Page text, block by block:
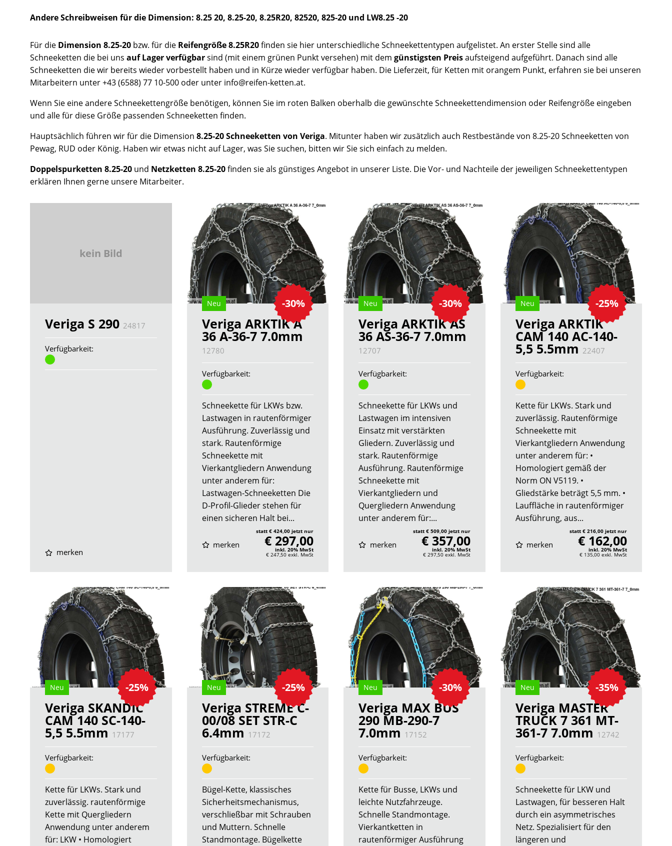
Andere Schreibweisen für die Dimension: 8.25 20, 8.25-20, 8.25R20, 82520, 825-20 und LW8.25 -20
Für die Dimension 8.25-20 bzw. für die Reifengröße 8.25R20finden sie hier unterschiedliche Schneekettentypen aufgelistet. An erster Stelle sind alle
Schneeketten die bei uns auf Lager verfügbarsind (mit einem grünen Punkt versehen) mit dem günstigsten Preisaufsteigend aufgeführt. Danach sind alle
Schneeketten die wir bereits wieder vorbestellt haben und in Kürze wieder verfügbar haben. Die Lieferzeit, für Ketten mit orangem Punkt, erfahren sie bei unseren
Mitarbeitern unter +43 (6588) 77 10-500 oder unter info@reifen-ketten.at.
Wenn Sie eine andere Schneekettengröße benötigen, können Sie im roten Balken oberhalb die gewünschte Schneekettendimension oder Reifengröße eingeben
und alle für diese Größe passenden Schneeketten finden.
Hauptsächlich führen wir für die Dimension 8.25-20 Schneeketten von Veriga. Mitunter haben wir zusätzlich auch Restbestände von 8.25-20 Schneeketten von
Pewag, RUD oder König. Haben wir etwas nicht auf Lager, was Sie suchen, bitten wir Sie sich einfach zu melden.
Doppelspurketten 8.25-20 und Netzketten 8.25-20finden sie als günstiges Angebot in unserer Liste. Die Vor- und Nachteile der jeweiligen Schneekettentypen
erklären Ihnen gerne unsere Mitarbeiter.
kein Bild
Veriga S 290 24817
Verfügbarkeit:
merken
-30%
Neu
Veriga ARKTIK A
36 A-36-7 7.0mm
12780
Verfügbarkeit:
Schneekette für LKWs bzw.
Lastwagen in rautenförmiger
Ausführung. Zuverlässig und
stark. Rautenförmige
Schneekette mit
Vierkantgliedern Anwendung
unter anderem für:
Lastwagen-Schneeketten Die
D-Profil-Glieder stehen für
einen sicheren Halt bei...
merken
statt € 424,00 jetzt nur
€ 297,00
inkl. 20% MwSt
€ 247,50 exkl. MwSt
-30%
Neu
Veriga ARKTIK AS
36 AS-36-7 7.0mm
12707
Verfügbarkeit:
Schneekette für LKWs und
Lastwagen im intensiven
Einsatz mit verstärkten
Gliedern. Zuverlässig und
stark. Rautenförmige
Ausführung. Rautenförmige
Schneekette mit
Vierkantgliedern und
Quergliedern Anwendung
unter anderem für:...
merken
statt € 509,00 jetzt nur
€ 357,00
inkl. 20% MwSt
€ 297,50 exkl. MwSt
-25%
Neu
Veriga ARKTIK
CAM 140 AC-140-
5,5 5.5mm 22407
Verfügbarkeit:
Kette für LKWs. Stark und
zuverlässig. Rautenförmige
Schneekette mit
Vierkantgliedern Anwendung
unter anderem für: •
Homologiert gemäß der
Norm ON V5119. •
Gliedstärke beträgt 5,5 mm. •
Lauffläche in rautenförmiger
Ausführung, aus...
merken
statt € 216,00 jetzt nur
€ 162,00
inkl. 20% MwSt
€ 135,00 exkl. MwSt
-25%
Neu
Veriga SKANDIC
CAM 140 SC-140-
5,5 5.5mm 17177
Verfügbarkeit:
Kette für LKWs. Stark und
zuverlässig. rautenförmige
Kette mit Quergliedern
Anwendung unter anderem
für: LKW • Homologiert
-25%
Neu
Veriga STREME C-
00/08 SET STR-C
6.4mm 17172
Verfügbarkeit:
Bügel-Kette, klassisches
Sicherheitsmechanismus,
verschließbar mit Schrauben
und Muttern. Schnelle
Standmontage. Bügelkette
-30%
Neu
Veriga MAX BUS
290 MB-290-7
7.0mm 17152
Verfügbarkeit:
Kette für Busse, LKWs und
leichte Nutzfahrzeuge.
Schnelle Standmontage.
Vierkantketten in
rautenförmiger Ausführung
-35%
Neu
Veriga MASTER
TRUCK 7 361 MT-
361-7 7.0mm 12742
Verfügbarkeit:
Schneekette für LKW und
Lastwagen, für besseren Halt
durch ein asymmetrisches
Netz. Spezialisiert für den
längeren und